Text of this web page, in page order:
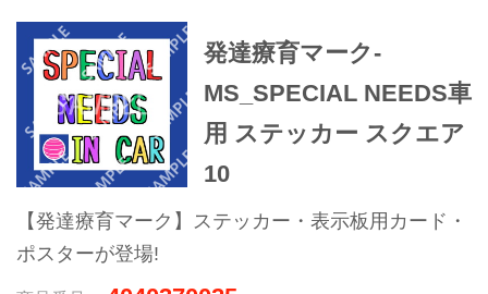
発達療育マーク-
MS_SPECIAL NEEDS車
用 ステッカー スクエア
10
【発達療育マーク】ステッカー・表示板用カード・
ポスターが登場!